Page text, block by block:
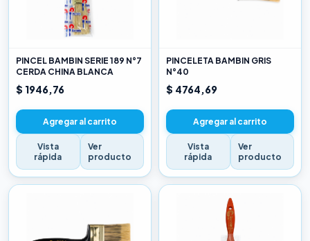
PINCEL BAMBIN SERIE 189 N°7
CERDA CHINA BLANCA
$ 1946,76
Agregar al carrito
Vista
rápida
Ver
producto
PINCELETA BAMBIN GRIS
N°40
$ 4764,69
Agregar al carrito
Vista
rápida
Ver
producto